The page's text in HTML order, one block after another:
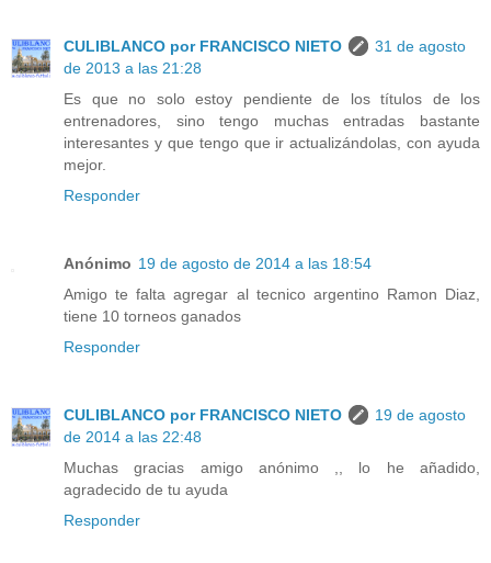
CULIBLANCO por FRANCISCO NIETO
31 de agosto
de 2013 a las 21:28
Es que no solo estoy pendiente de los títulos de los
entrenadores, sino tengo muchas entradas bastante
interesantes y que tengo que ir actualizándolas, con ayuda
mejor.
Responder
Anónimo 19 de agosto de 2014 a las 18:54
Amigo te falta agregar al tecnico argentino Ramon Diaz,
tiene 10 torneos ganados
Responder
CULIBLANCO por FRANCISCO NIETO
19 de agosto
de 2014 a las 22:48
Muchas gracias amigo anónimo ,, lo he añadido,
agradecido de tu ayuda
Responder